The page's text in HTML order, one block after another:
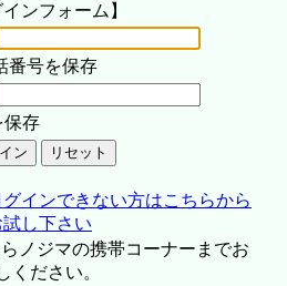
インフォーム】
番号を保存
保存
インできない方はこちらから
試し下さい
ノジマの携帯コーナーまでお
ください。